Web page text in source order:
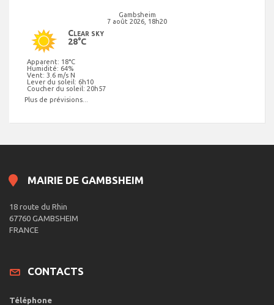
Gambsheim
7 août 2026, 18h20
Clear sky
28°C
Apparent: 18°C
Humidité: 64%
Vent: 3.6 m/s N
Lever du soleil: 6h10
Coucher du soleil: 20h57
Plus de prévisions...
MAIRIE DE GAMBSHEIM
18 route du Rhin
67760 GAMBSHEIM
FRANCE
CONTACTS
Téléphone